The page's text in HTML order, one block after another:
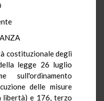
costituzionale degli
legge 26 luglio
delle misure
e 176, terzo